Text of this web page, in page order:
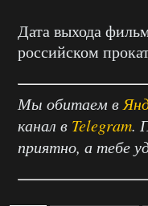
Дата выхода
российском
Мы обитаем в
канал в Telegram.
приятно, а тебе